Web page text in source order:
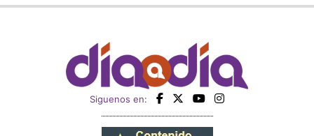
Siguenos en: